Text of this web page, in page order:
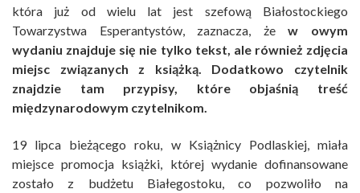
która już od wielu lat jest szefową Białostockiego
Towarzystwa Esperantystów, zaznacza, żew owym
wydaniu znajduje się nie tylko tekst, ale również zdjęcia
miejsc związanych z książką. Dodatkowo czytelnik
znajdzie tam przypisy, które objaśnią treść
międzynarodowym czytelnikom.
19 lipca bieżącego roku, w Książnicy Podlaskiej, miała
miejsce promocja książki, której wydanie dofinansowane
zostało z budżetu Białegostoku, co pozwoliło na